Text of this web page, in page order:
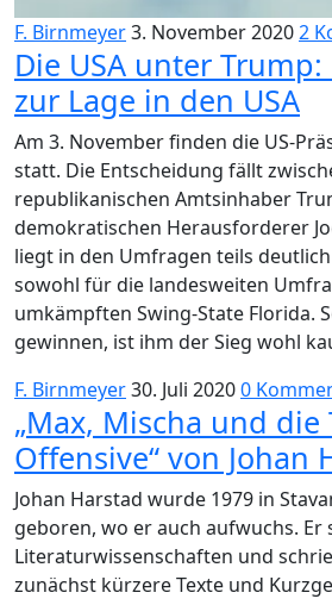
F. Birnmeyer3. November 20202
Die USA unter
zur Lage in den USA
Am 3. November finden die US-
statt. Die Entscheidung fällt
republikanischen Amtsinhaber
demokratischen Herausforderer
liegt in den Umfragen teils
sowohl für die landesweiten
umkämpften Swing-State Florida.
gewinnen, ist ihm der Sieg wohl
F. Birnmeyer30. Juli 20200
„Max, Mischa und die
Offensive“ von Johan
Johan Harstad wurde 1979 in
geboren, wo er auch aufwuchs. Er
Literaturwissenschaften und
zunächst kürzere Texte und